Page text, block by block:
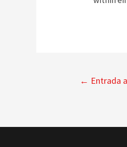
Navegación
← Entrada